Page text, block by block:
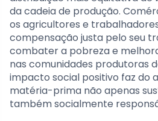
da cadeia de produção.
os agricultores e
compensação justa pelo seu
combater a pobreza e
nas comunidades produtoras
impacto social positivo faz do
matéria-prima não apenas
também socialmente